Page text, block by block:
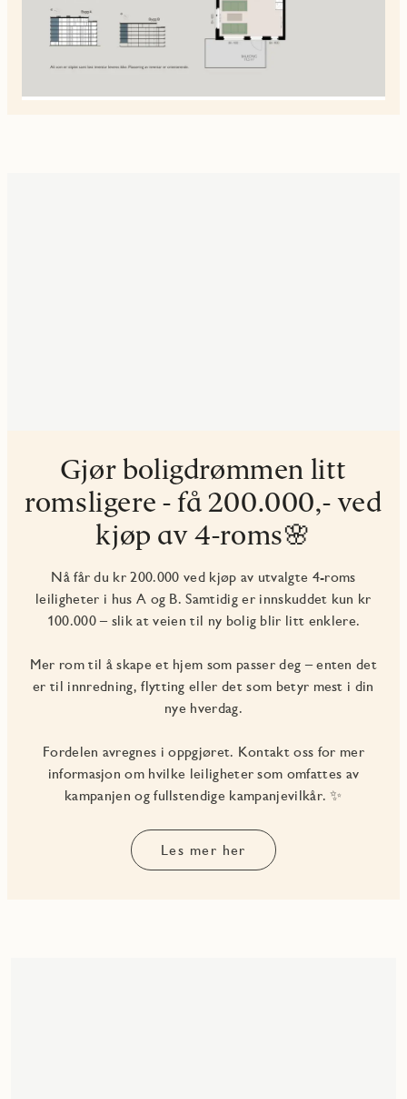
Gjør boligdrømmen litt
romsligere - få 200.000,- ved
kjøp av 4-roms🌸
Nå får du kr 200.000 ved kjøp av utvalgte 4-roms
leiligheter i hus A og B. Samtidig er innskuddet kun kr
100.000 – slik at veien til ny bolig blir litt enklere.
Mer rom til å skape et hjem som passer deg – enten det
er til innredning, flytting eller det som betyr mest i din
nye hverdag.
Fordelen avregnes i oppgjøret. Kontakt oss for mer
informasjon om hvilke leiligheter som omfattes av
kampanjen og fullstendige kampanjevilkår. ✨
Les mer her